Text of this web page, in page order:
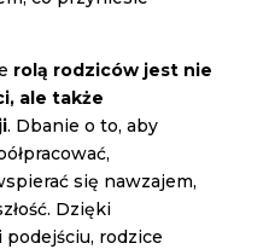
rolą rodziców jest nie
ale także
. Dbanie o to, aby
się nawzajem,
Dzięki
rodzice